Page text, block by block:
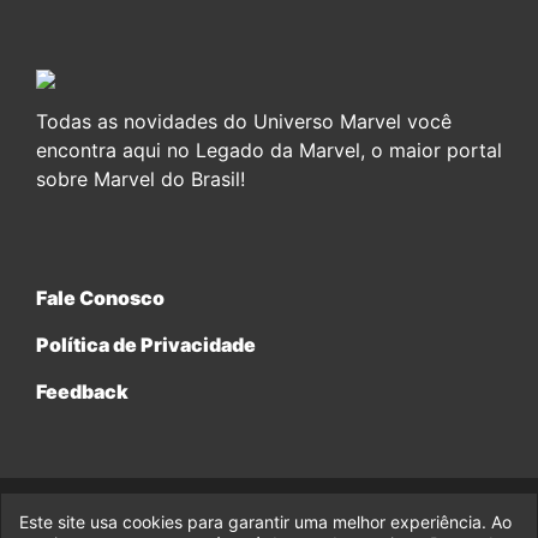
Todas as novidades do Universo Marvel você
encontra aqui no Legado da Marvel, o maior portal
sobre Marvel do Brasil!
Fale Conosco
Política de Privacidade
Feedback
© 2017-2026 Legado da Marvel, uma empresa da Legado
Este site usa cookies para garantir uma melhor experiência. Ao